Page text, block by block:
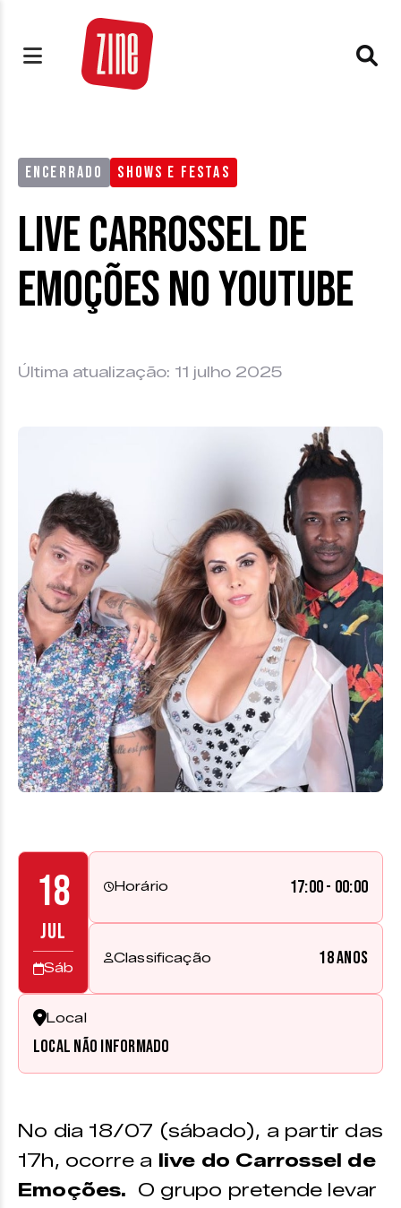
ENCERRADO SHOWS E FESTAS
Live Carrossel de
Emoções no Youtube
Última atualização: 11 julho 2025
18
JUL
Sáb
Horário 17:00 - 00:00
Classificação 18 anos
Local
Local não informado
No dia 18/07 (sábado), a partir das
17h, ocorre a live do Carrossel de
Emoções. O grupo pretende levar